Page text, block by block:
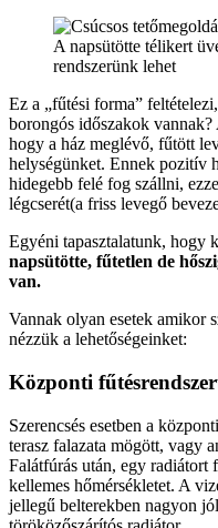
A napsütötte télikert
rendszerünk lehet
Ez a „fűtési forma”
borongós időszakok
hogy a ház meglévő, fűtött
helységünket. Ennek pozitív
hidegebb felé fog szállni,
légcserét(a friss levegő
Egyéni tapasztalatunk, hogy
napsütötte, fűtetlen de
van.
Vannak olyan esetek amikor
nézzük a lehetőségeinket:
Központi
Szerencsés esetben a
terasz falazata mögött, vagy
Falátfúrás után, egy radiátort
kellemes hőmérsékletet. A
jellegű belterekben nagyon